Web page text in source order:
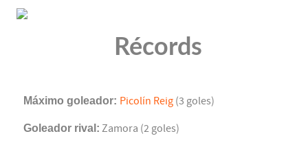
Récords
Máximo goleador: Picolín Reig (3 goles)
Goleador rival: Zamora (2 goles)